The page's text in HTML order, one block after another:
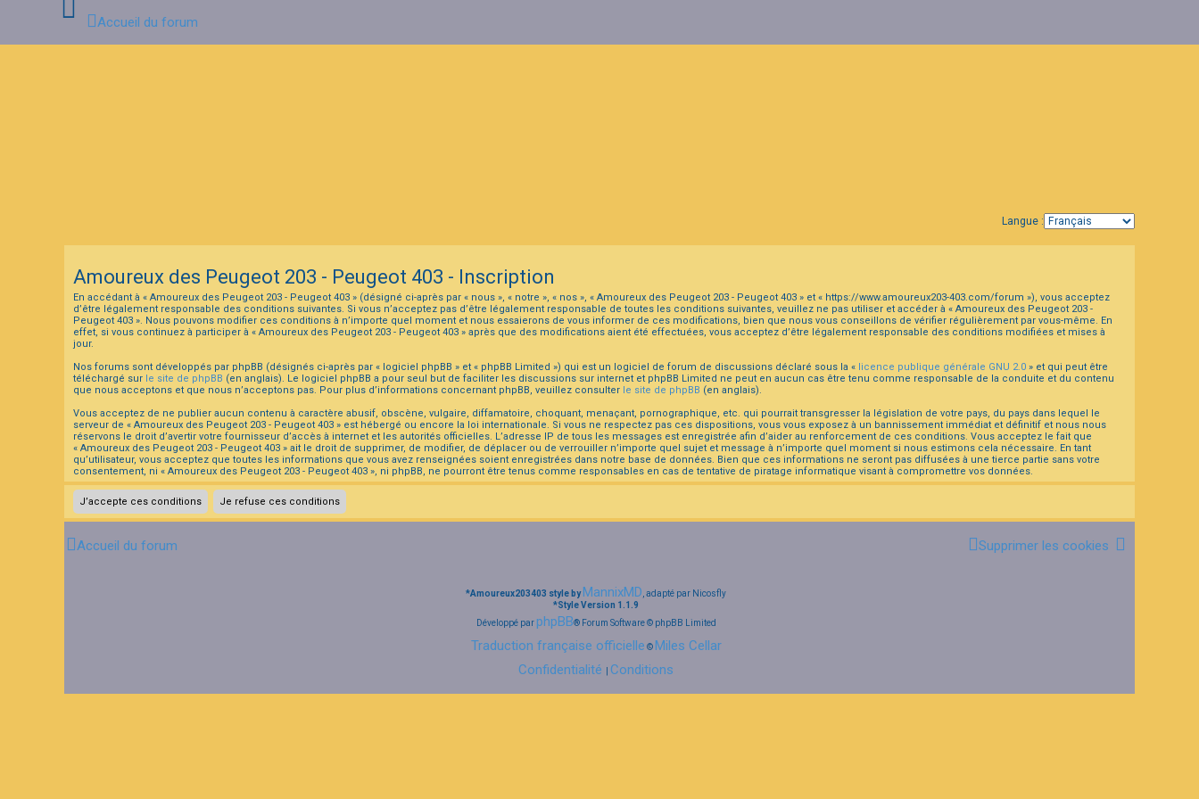
Accueil du forum
Langue :
Amoureux des Peugeot 203 - Peugeot 403 - Inscription
En accédant à « Amoureux des Peugeot 203 - Peugeot 403 » (désigné ci-après par « nous », « notre », « nos », « Amoureux des Peugeot 203 - Peugeot 403 » et « https://www.amoureux203-403.com/forum »), vous acceptez
d’être légalement responsable des conditions suivantes. Si vous n’acceptez pas d’être légalement responsable de toutes les conditions suivantes, veuillez ne pas utiliser et accéder à « Amoureux des Peugeot 203 -
Peugeot 403 ». Nous pouvons modifier ces conditions à n’importe quel moment et nous essaierons de vous informer de ces modifications, bien que nous vous conseillons de vérifier régulièrement par vous-même. En
effet, si vous continuez à participer à « Amoureux des Peugeot 203 - Peugeot 403 » après que des modifications aient été effectuées, vous acceptez d’être légalement responsable des conditions modifiées et mises à
jour.
Nos forums sont développés par phpBB (désignés ci-après par « logiciel phpBB » et « phpBB Limited ») qui est un logiciel de forum de discussions déclaré sous la « licence publique générale GNU 2.0 » et qui peut être
téléchargé sur le site de phpBB (en anglais). Le logiciel phpBB a pour seul but de faciliter les discussions sur internet et phpBB Limited ne peut en aucun cas être tenu comme responsable de la conduite et du contenu
que nous acceptons et que nous n’acceptons pas. Pour plus d’informations concernant phpBB, veuillez consulter le site de phpBB (en anglais).
Vous acceptez de ne publier aucun contenu à caractère abusif, obscène, vulgaire, diffamatoire, choquant, menaçant, pornographique, etc. qui pourrait transgresser la législation de votre pays, du pays dans lequel le
serveur de « Amoureux des Peugeot 203 - Peugeot 403 » est hébergé ou encore la loi internationale. Si vous ne respectez pas ces dispositions, vous vous exposez à un bannissement immédiat et définitif et nous nous
réservons le droit d’avertir votre fournisseur d’accès à internet et les autorités officielles. L’adresse IP de tous les messages est enregistrée afin d’aider au renforcement de ces conditions. Vous acceptez le fait que
« Amoureux des Peugeot 203 - Peugeot 403 » ait le droit de supprimer, de modifier, de déplacer ou de verrouiller n’importe quel sujet et message à n’importe quel moment si nous estimons cela nécessaire. En tant
qu’utilisateur, vous acceptez que toutes les informations que vous avez renseignées soient enregistrées dans notre base de données. Bien que ces informations ne seront pas diffusées à une tierce partie sans votre
consentement, ni « Amoureux des Peugeot 203 - Peugeot 403 », ni phpBB, ne pourront être tenus comme responsables en cas de tentative de piratage informatique visant à compromettre vos données.
Accueil du forum Supprimer les cookies
*Amoureux203403 style byMannixMD , adapté par Nicosfly
*Style Version 1.1.9
Développé parphpBB® Forum Software © phpBB Limited
Traduction française officielle ©Miles Cellar
Confidentialité Conditions